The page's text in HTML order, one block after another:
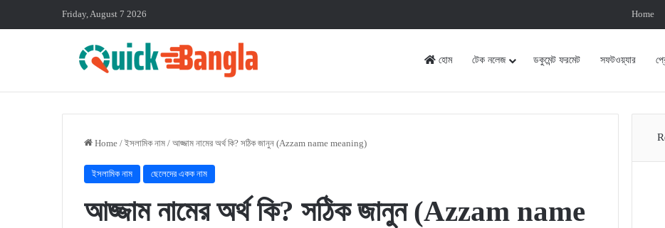
Friday, August 7 2026 Home
হোম টেক নলেজ ডকুমেন্ট ফরমেট সফটওয়্যার
Home / ইসলামিক নাম / আজ্জাম নামের অর্থ কি? সঠিক জানুন (Azzam name meaning)
ইসলামিক নাম ছেলেদের একক নাম
আজ্জাম নামের অর্থ কি? সঠিক জানুন (Azzam name